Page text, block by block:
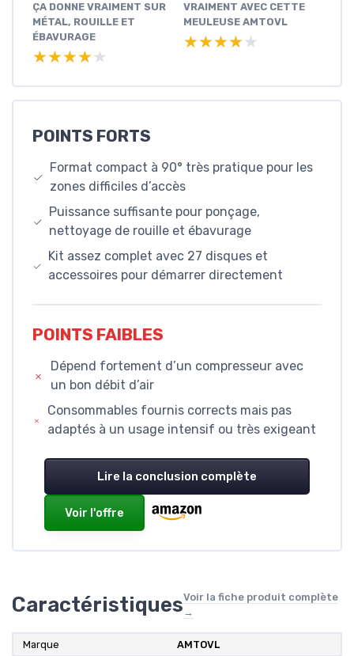
ÇA DONNE VRAIMENT SUR
MÉTAL, ROUILLE ET
ÉBAVURAGE
★★★★★
★★★★★
VRAIMENT AVEC CETTE
MEULEUSE AMTOVL
★★★★★
★★★★★
POINTS FORTS
Format compact à 90° très pratique pour les
zones difficiles d’accès
Puissance suffisante pour ponçage,
nettoyage de rouille et ébavurage
Kit assez complet avec 27 disques et
accessoires pour démarrer directement
POINTS FAIBLES
Dépend fortement d’un compresseur avec
un bon débit d’air
Consommables fournis corrects mais pas
adaptés à un usage intensif ou très exigeant
Lire la conclusion complète
Voir l'offre
CaractéristiquesVoir la fiche produit complète
→
Marque AMTOVL